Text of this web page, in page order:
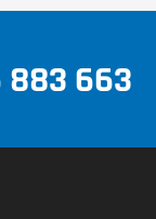
883 663